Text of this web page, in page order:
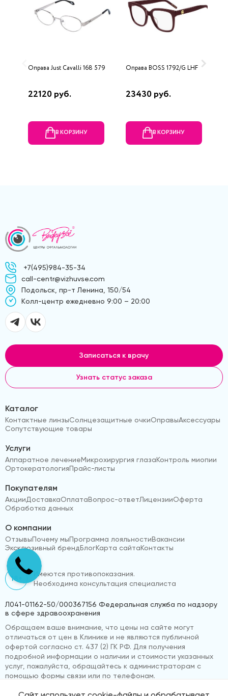
Оправа Just Cavalli 168 579
22120 руб.
В КОРЗИНУ
Оправа BOSS 1792/G LHF
23430 руб.
В КОРЗИНУ
+7(495)984-35-34
call-centr@vizhuvse.com
Подольск, пр-т Ленина, 150/54
Kолл-центр ежедневно 9:00 – 20:00
Записаться к врачу
Узнать статус заказа
Каталог
Контактные линзыСолнцезащитные очкиОправыАксессуары
Сопутствующие товары
Услуги
Аппаратное лечениеМикрохирургия глазаКонтроль миопии
ОртокератологияПрайс-листы
Покупателям
АкцииДоставкаОплатаВопрос-ответЛицензииОферта
Обработка данных
О компании
ОтзывыПочему мыПрограмма лояльностиВакансии
Эксклюзивный брендБлогКарта сайтаКонтакты
18+
Имеются противопоказания.
Необходима консультация специалиста
Л041-01162-50/000367156 Федеральная служба по надзору
в сфере здравоохранения
Обращаем ваше внимание, что цены на сайте могут
отличаться от цен в Клинике и не являются публичной
офертой согласно ст. 437 (2) ГК РФ. Для получения
подробной информации о наличии и стоимости указанных
услуг, пожалуйста, обращайтесь к администраторам с
помощью формы связи или по телефонам.